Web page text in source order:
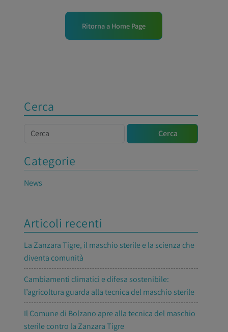
Ritorna a Home Page
Cerca
Cerca Cerca
Categorie
News
Articoli recenti
La Zanzara Tigre, il maschio sterile e la scienza che
diventa comunità
Cambiamenti climatici e difesa sostenibile:
l’agricoltura guarda alla tecnica del maschio sterile
Il Comune di Bolzano apre alla tecnica del maschio
sterile contro la Zanzara Tigre